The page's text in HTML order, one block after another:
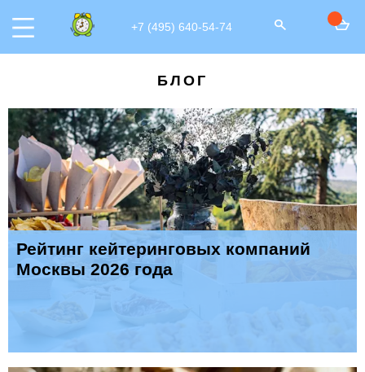
+7 (495) 640-54-74
БЛОГ
Рейтинг кейтеринговых компаний
Москвы 2026 года